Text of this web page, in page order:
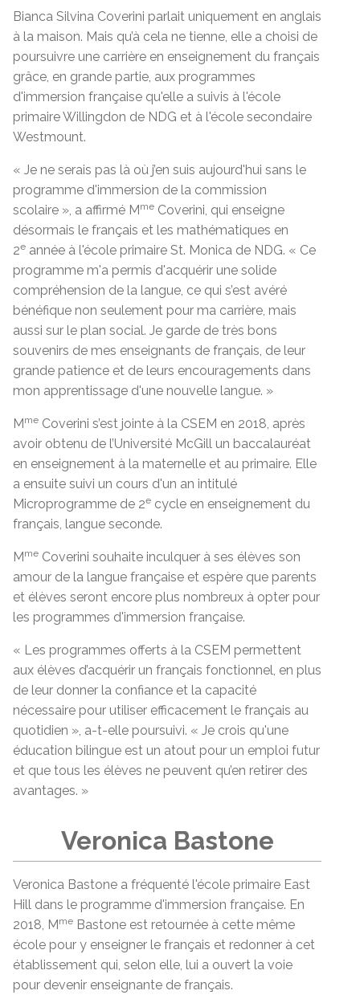
Bianca Silvina Coverini parlait uniquement en anglais
à la maison. Mais qu’à cela ne tienne, elle a choisi de
poursuivre une carrière en enseignement du français
grâce, en grande partie, aux programmes
d'immersion française qu'elle a suivis à l'école
primaire Willingdon de NDG et à l'école secondaire
Westmount.
« Je ne serais pas là où j’en suis aujourd'hui sans le
programme d'immersion de la commission
scolaire », a affirmé Mme Coverini, qui enseigne
désormais le français et les mathématiques en
2e année à l'école primaire St. Monica de NDG. « Ce
programme m'a permis d'acquérir une solide
compréhension de la langue, ce qui s’est avéré
bénéfique non seulement pour ma carrière, mais
aussi sur le plan social. Je garde de très bons
souvenirs de mes enseignants de français, de leur
grande patience et de leurs encouragements dans
mon apprentissage d'une nouvelle langue. »
Mme Coverini s’est jointe à la CSEM en 2018, après
avoir obtenu de l’Université McGill un baccalauréat
en enseignement à la maternelle et au primaire. Elle
a ensuite suivi un cours d'un an intitulé
Microprogramme de 2e cycle en enseignement du
français, langue seconde.
Mme Coverini souhaite inculquer à ses élèves son
amour de la langue française et espère que parents
et élèves seront encore plus nombreux à opter pour
les programmes d'immersion française.
« Les programmes offerts à la CSEM permettent
aux élèves d’acquérir un français fonctionnel, en plus
de leur donner la confiance et la capacité
nécessaire pour utiliser efficacement le français au
quotidien », a-t-elle poursuivi. « Je crois qu'une
éducation bilingue est un atout pour un emploi futur
et que tous les élèves ne peuvent qu’en retirer des
avantages. »
Veronica Bastone
Veronica Bastone a fréquenté l'école primaire East
Hill dans le programme d'immersion française. En
2018, Mme Bastone est retournée à cette même
école pour y enseigner le français et redonner à cet
établissement qui, selon elle, lui a ouvert la voie
pour devenir enseignante de français.